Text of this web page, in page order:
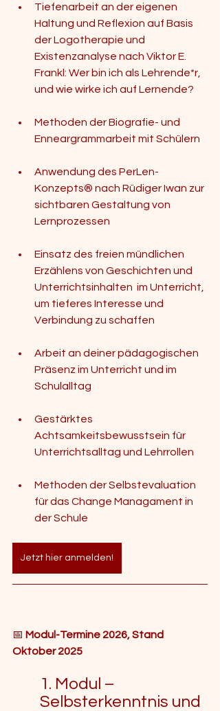
Tiefenarbeit an der eigenen
Haltung und Reflexion auf Basis
der Logotherapie und
Existenzanalyse nach Viktor E.
Frankl: Wer bin ich als Lehrende*r,
und wie wirke ich auf Lernende?
Methoden der Biografie- und
Enneargrammarbeit mit Schülern
Anwendung des PerLen-
Konzepts® nach Rüdiger Iwan zur
sichtbaren Gestaltung von
Lernprozessen
Einsatz des freien mündlichen
Erzählens von Geschichten und
Unterrichtsinhalten  im Unterricht,
um tieferes Interesse und
Verbindung zu schaffen
Arbeit an deiner pädagogischen
Präsenz im Unterricht und im
Schulalltag
Gestärktes
Achtsamkeitsbewusstsein für
Unterrichtsalltag und Lehrrollen
Methoden der Selbstevaluation
für das Change Managament in
der Schule
Jetzt hier anmelden!
📅 Modul-Termine 2026, Stand
Oktober 2025
1. Modul –
Selbsterkenntnis und